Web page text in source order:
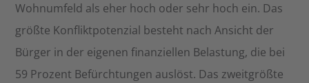
Wohnumfeld als eher hoch oder sehr hoch ein. Das
größte Konfliktpotenzial besteht nach Ansicht der
Bürger in der eigenen finanziellen Belastung, die bei
59 Prozent Befürchtungen auslöst. Das zweitgrößte